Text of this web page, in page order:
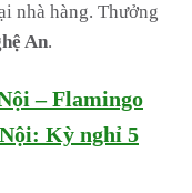
nhà hàng. Thưởng
An.
– Flamingo
Kỳ nghỉ 5